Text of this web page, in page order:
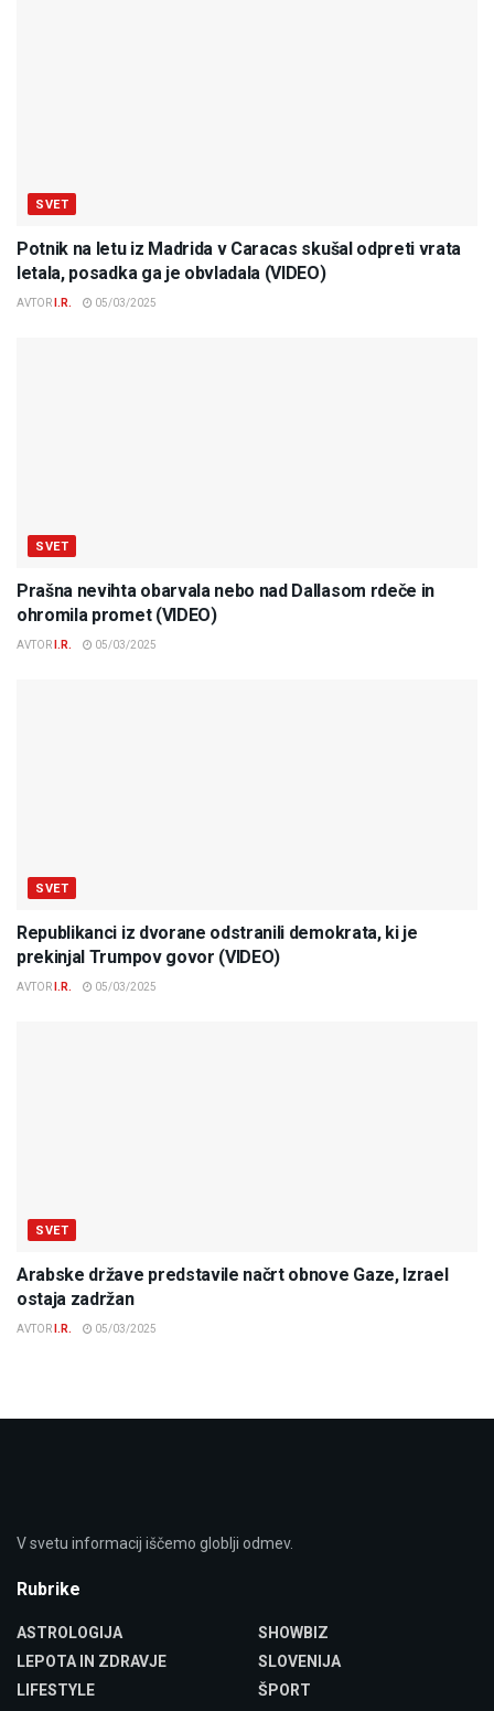
SVET
Potnik na letu iz Madrida v Caracas skušal odpreti vrata
letala, posadka ga je obvladala (VIDEO)
AVTOR I.R. 05/03/2025
SVET
Prašna nevihta obarvala nebo nad Dallasom rdeče in
ohromila promet (VIDEO)
AVTOR I.R. 05/03/2025
SVET
Republikanci iz dvorane odstranili demokrata, ki je
prekinjal Trumpov govor (VIDEO)
AVTOR I.R. 05/03/2025
SVET
Arabske države predstavile načrt obnove Gaze, Izrael
ostaja zadržan
AVTOR I.R. 05/03/2025
V svetu informacij iščemo globlji odmev.
Rubrike
ASTROLOGIJA
LEPOTA IN ZDRAVJE
LIFESTYLE
SHOWBIZ
SLOVENIJA
ŠPORT